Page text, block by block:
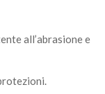
all’abrasione e